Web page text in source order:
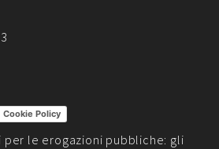
Cookie Policy
per le erogazioni pubbliche: gli